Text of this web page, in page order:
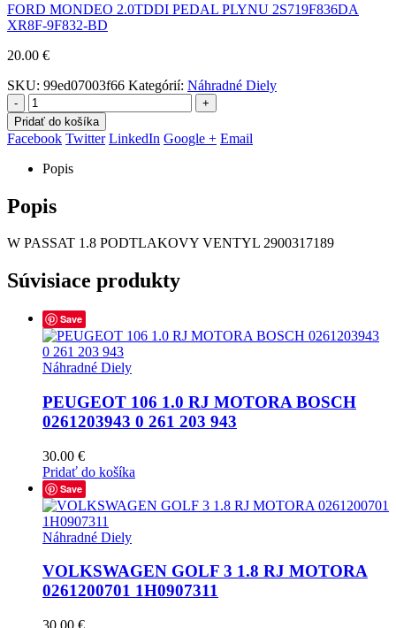
FORD MONDEO 2.0TDDI PEDAL PLYNU 2S719F836DA
XR8F-9F832-BD
20.00 €
SKU: 99ed07003f66 Kategórií: Náhradné Diely
-
+
Pridať do košíka
Facebook Twitter LinkedIn Google + Email
Popis
Popis
W PASSAT 1.8 PODTLAKOVY VENTYL 2900317189
Súvisiace produkty
Save
Náhradné Diely
PEUGEOT 106 1.0 RJ MOTORA BOSCH
0261203943 0 261 203 943
30.00 €
Pridať do košíka
Save
Náhradné Diely
VOLKSWAGEN GOLF 3 1.8 RJ MOTORA
0261200701 1H0907311